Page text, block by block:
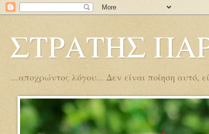
ΣΤΡΑΤΗΣ
...αποχρώντος λόγου... Δεν είναι ποίηση αυτό,